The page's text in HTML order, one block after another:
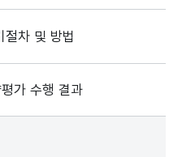
절차 및 방법
가 수행 결과